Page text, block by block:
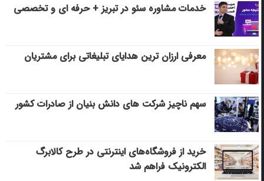
خدمات مشاوره سئو در تبریز + حرفه ای و تخصصی
معرفی ارزان ترین هدایای تبلیغاتی برای مشتریان
سهم ناچیز شرکت های دانش بنیان از صادرات کشور
خرید از فروشگاه‌های اینترنتی در طرح کالابرگ
الکترونیک فراهم شد